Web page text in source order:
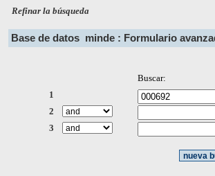
Refinar la búsqueda
Base de datos minde : Formulario
Buscar:
1
2
3